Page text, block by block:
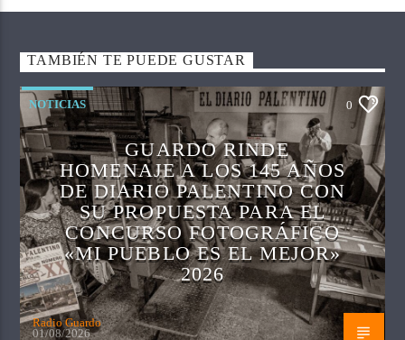
TAMBIÉN TE PUEDE GUSTAR
NOTICIAS 0
GUARDO RINDE
HOMENAJE A LOS 145 AÑOS
DE DIARIO PALENTINO CON
SU PROPUESTA PARA EL
CONCURSO FOTOGRÁFICO
«MI PUEBLO ES EL MEJOR»
2026
Radio Guardo
01/08/2026